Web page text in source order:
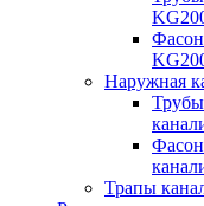
Наружная
Трапы